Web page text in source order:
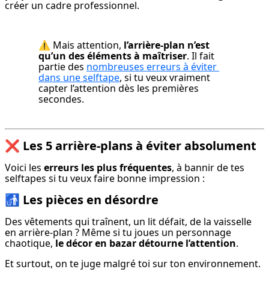
créer un cadre professionnel.
⚠️ Mais attention, l’arrière-plan n’est
qu’un des éléments à maîtriser. Il fait
partie des nombreuses erreurs à éviter
dans une selftape, si tu veux vraiment
capter l’attention dès les premières
secondes.
❌ Les 5 arrière-plans à éviter absolument
Voici les erreurs les plus fréquentes, à bannir de tes
selftapes si tu veux faire bonne impression :
🚮 Les pièces en désordre
Des vêtements qui traînent, un lit défait, de la vaisselle
en arrière-plan ? Même si tu joues un personnage
chaotique, le décor en bazar détourne l’attention.
Et surtout, on te juge malgré toi sur ton environnement.